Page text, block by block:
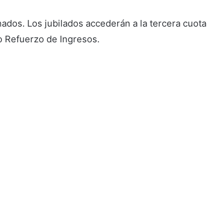
Los jubilados accederán a la tercera cuota
Refuerzo de Ingresos.